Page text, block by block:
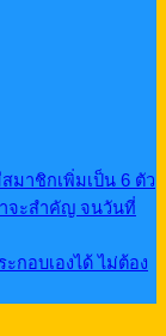
มาชิกเพิ่มเป็น 6 ตัว
จะสำคัญ จนวันที่
กอบเองได้ ไม่ต้อง